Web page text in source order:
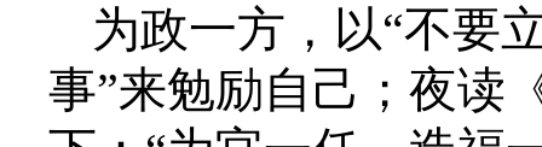
为政一方，以“不要
事”来勉励自己；夜读